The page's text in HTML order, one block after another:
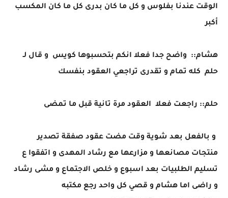
الوقت عندنا بفلوس و كل ما كان بدرى كل ما كان المكسب
أكبر
هشام:: واضح جدا فعلا انكم بتحسبوها كويس و قال لـ
حلم كله تمام و تقدرى تراجعي العقود بنفسك
حلم:: راجعت فعلا العقود مرة تانية قبل ما تمضى
و بالفعل بعد شوية وقت مضت عقود صفقة تصدير
منتجات مصانعها و مزارعها مع رشاد المهدى و اتفقوا ع
تسليم الطلبيات بعد اسبوع و خلص الاجتماع و مشى رشاد
و راضى اما هشام و قصي كل واحد رجع مكتبه